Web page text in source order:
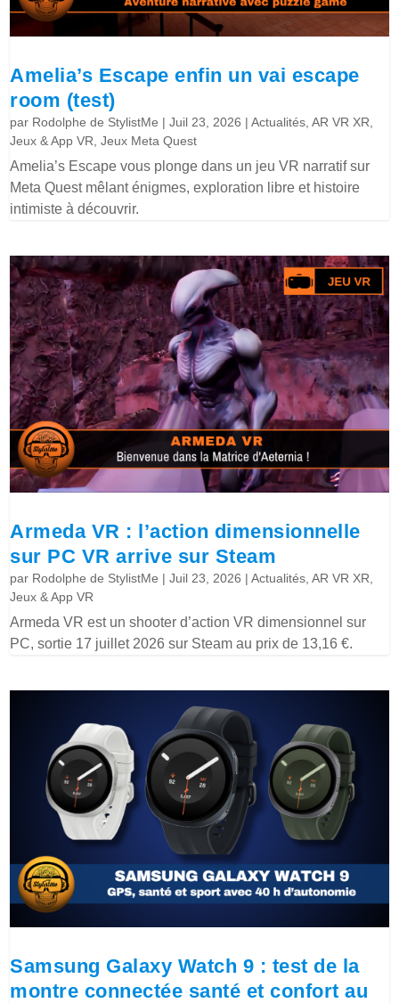
Amelia’s Escape enfin un vai escape
room (test)
par Rodolphe de StylistMe |Juil 23, 2026 |Actualités ,AR VR XR
Jeux & App VR ,Jeux Meta Quest
Amelia’s Escape vous plonge dans un jeu VR narratif sur
Meta Quest mêlant énigmes, exploration libre et histoire
intimiste à découvrir.
Armeda VR : l’action dimensionnelle
sur PC VR arrive sur Steam
par Rodolphe de StylistMe |Juil 23, 2026 |Actualités ,AR VR XR
Jeux & App VR
Armeda VR est un shooter d’action VR dimensionnel sur
PC, sortie 17 juillet 2026 sur Steam au prix de 13,16 €.
Samsung Galaxy Watch 9 : test de la
montre connectée santé et confort au